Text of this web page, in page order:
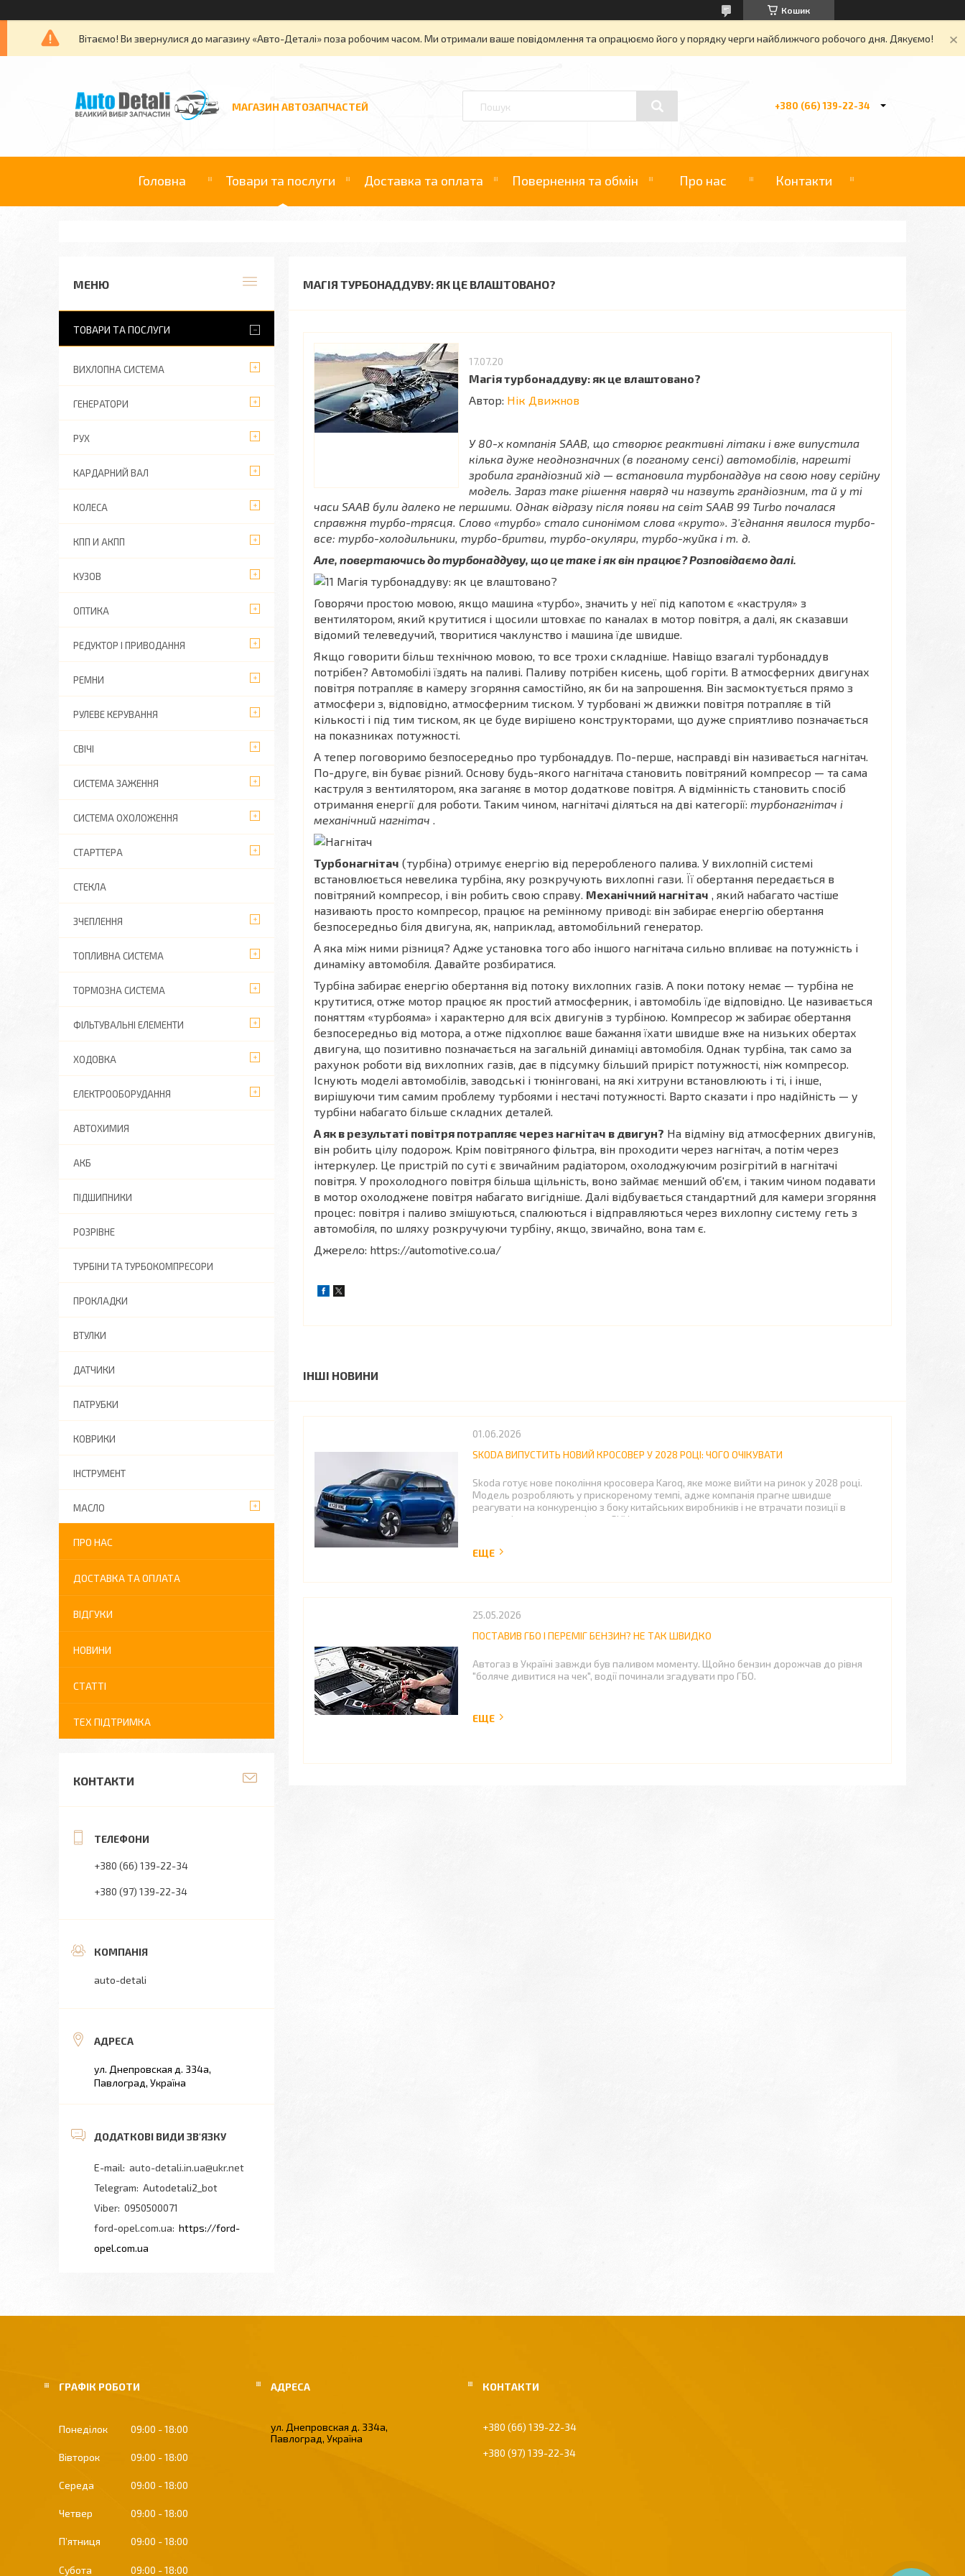
Кошик
Вітаємо! Ви звернулися до магазину «Авто-Деталі» поза робочим часом. Ми отримали ваше повідомлення та опрацюємо його у порядку черги найближчого робочого дня. Дякуємо!
МАГАЗИН АВТОЗАПЧАСТЕЙ +380 (66) 139-22-34
Головна Товари та послуги Доставка та оплата Повернення та обмін Про нас Контакти
МАГІЯ ТУРБОНАДДУВУ: ЯК ЦЕ ВЛАШТОВАНО?
17.07.20
Магія турбонаддуву: як це влаштовано?
Автор: Нік Движнов
У 80-х компанія SAAB, що створює реактивні літаки і вже випустила
кілька дуже неоднозначних (в поганому сенсі) автомобілів, нарешті
зробила грандіозний хід — встановила турбонаддув на свою нову серійну
модель. Зараз таке рішення навряд чи назвуть грандіозним, та й у ті
часи SAAB були далеко не першими. Однак відразу після появи на світ SAAB 99 Turbo почалася
справжня турбо-трясця. Слово «турбо» стало синонімом слова «круто». З'єднання явилося турбо-
все: турбо-холодильники, турбо-бритви, турбо-окуляри, турбо-жуйка і т. д.
Але, повертаючись до турбонаддуву, що це таке і як він працює? Розповідаємо далі.
Говорячи простою мовою, якщо машина «турбо», значить у неї під капотом є «каструля» з
вентилятором, який крутитися і щосили штовхає по каналах в мотор повітря, а далі, як сказавши
відомий телеведучий, творитися чаклунство і машина їде швидше.
Якщо говорити більш технічною мовою, то все трохи складніше. Навіщо взагалі турбонаддув
потрібен? Автомобілі їздять на паливі. Паливу потрібен кисень, щоб горіти. В атмосферних двигунах
повітря потрапляє в камеру згоряння самостійно, як би на запрошення. Він засмоктується прямо з
атмосфери з, відповідно, атмосферним тиском. У турбовані ж движки повітря потрапляє в тій
кількості і під тим тиском, як це буде вирішено конструкторами, що дуже сприятливо позначається
на показниках потужності.
А тепер поговоримо безпосередньо про турбонаддув. По-перше, насправді він називається нагнітач.
По-друге, він буває різний. Основу будь-якого нагнітача становить повітряний компресор — та сама
каструля з вентилятором, яка заганяє в мотор додаткове повітря. А відмінність становить спосіб
отримання енергії для роботи. Таким чином, нагнітачі діляться на дві категорії: турбонагнітач і
механічний нагнітач .
Турбонагнітач (турбіна) отримує енергію від переробленого палива. У вихлопній системі
встановлюється невелика турбіна, яку розкручують вихлопні гази. Її обертання передається в
повітряний компресор, і він робить свою справу. Механічний нагнітач , який набагато частіше
називають просто компресор, працює на ремінному приводі: він забирає енергію обертання
безпосередньо біля двигуна, як, наприклад, автомобільний генератор.
А яка між ними різниця? Адже установка того або іншого нагнітача сильно впливає на потужність і
динаміку автомобіля. Давайте розбиратися.
Турбіна забирає енергію обертання від потоку вихлопних газів. А поки потоку немає — турбіна не
крутитися, отже мотор працює як простий атмосферник, і автомобіль їде відповідно. Це називається
поняттям «турбояма» і характерно для всіх двигунів з турбіною. Компресор ж забирає обертання
безпосередньо від мотора, а отже підхоплює ваше бажання їхати швидше вже на низьких обертах
двигуна, що позитивно позначається на загальній динаміці автомобіля. Однак турбіна, так само за
рахунок роботи від вихлопних газів, дає в підсумку більший приріст потужності, ніж компресор.
Існують моделі автомобілів, заводські і тюнінговані, на які хитруни встановлюють і ті, і інше,
вирішуючи тим самим проблему турбоями і нестачі потужності. Варто сказати і про надійність — у
турбіни набагато більше складних деталей.
А як в результаті повітря потрапляє через нагнітач в двигун? На відміну від атмосферних двигунів,
він робить цілу подорож. Крім повітряного фільтра, він проходити через нагнітач, а потім через
інтеркулер. Це пристрій по суті є звичайним радіатором, охолоджуючим розігрітий в нагнітачі
повітря. У прохолодного повітря більша щільність, воно займає менший об'єм, і таким чином подавати
в мотор охолоджене повітря набагато вигідніше. Далі відбувається стандартний для камери згоряння
процес: повітря і паливо змішуються, спалюються і відправляються через вихлопну систему геть з
автомобіля, по шляху розкручуючи турбіну, якщо, звичайно, вона там є.
Джерело: https://automotive.co.ua/
ІНШІ НОВИНИ
01.06.2026
SKODA ВИПУСТИТЬ НОВИЙ КРОСОВЕР У 2028 РОЦІ: ЧОГО ОЧІКУВАТИ
Skoda готує нове покоління кросовера Karoq, яке може вийти на ринок у 2028 році.
Модель розробляють у прискореному темпі, адже компанія прагне швидше
реагувати на конкуренцію з боку китайських виробників і не втрачати позиції в
сегменті середньорозмірних SUV.
25.05.2026
ПОСТАВИВ ГБО І ПЕРЕМІГ БЕНЗИН? НЕ ТАК ШВИДКО
Автогаз в Україні завжди був паливом моменту. Щойно бензин дорожчав до рівня
"боляче дивитися на чек", водії починали згадувати про ГБО.
ТОВАРИ ТА ПОСЛУГИ
ВИХЛОПНА СИСТЕМА
ГЕНЕРАТОРИ
РУХ
КАРДАРНИЙ ВАЛ
КОЛЕСА
КПП И АКПП
КУЗОВ
ОПТИКА
РЕДУКТОР І ПРИВОДАННЯ
РЕМНИ
РУЛЕВЕ КЕРУВАННЯ
СВІЧІ
СИСТЕМА ЗАЖЕННЯ
СИСТЕМА ОХОЛОЖЕННЯ
СТАРТТЕРА
СТЕКЛА
ЗЧЕПЛЕННЯ
ТОПЛИВНА СИСТЕМА
ТОРМОЗНА СИСТЕМА
ФІЛЬТУВАЛЬНІ ЕЛЕМЕНТИ
ХОДОВКА
ЕЛЕКТРООБОРУДАННЯ
АВТОХИМИЯ
АКБ
ПІДШИПНИКИ
РОЗРІВНЕ
ТУРБІНИ ТА ТУРБОКОМПРЕСОРИ
ПРОКЛАДКИ
ВТУЛКИ
ДАТЧИКИ
ПАТРУБКИ
КОВРИКИ
ІНСТРУМЕНТ
МАСЛО
ПРО НАС
ДОСТАВКА ТА ОПЛАТА
ВІДГУКИ
НОВИНИ
СТАТТІ
ТЕХ ПІДТРИМКА
КОНТАКТИ
+380 (66) 139-22-34
+380 (97) 139-22-34
auto-detali
ул. Днепровская д. 334а,
Павлоград, Україна
auto-detali.in.ua@ukr.net
Autodetali2_bot
0950500071
ford-opel.com.ua https://ford-
opel.com.ua
ГРАФІК РОБОТИ
Понеділок 09:00 18:00
Вівторок 09:00 18:00
Середа 09:00 18:00
Четвер 09:00 18:00
Пʼятниця 09:00 18:00
Субота 09:00 18:00
ул. Днепровская д. 334а,
Павлоград, Україна
+380 (66) 139-22-34
+380 (97) 139-22-34